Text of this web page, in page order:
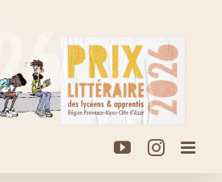
YouTube